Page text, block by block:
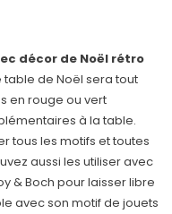
décor de Noël rétro
table de Noël sera tout
en rouge ou vert
à la table.
tous les motifs et toutes
aussi les utiliser avec
& Boch pour laisser libre
avec son motif de jouets